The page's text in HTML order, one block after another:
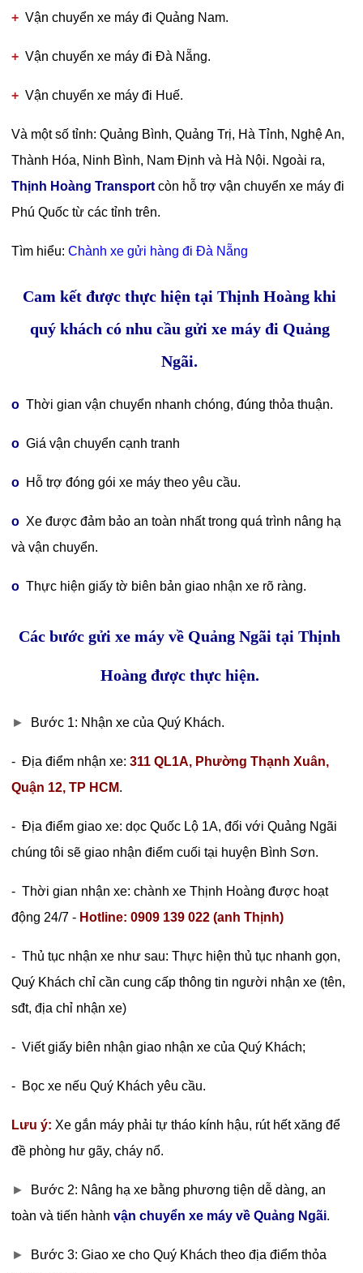
+Vận chuyển xe máy đi Quảng Nam.
+Vận chuyển xe máy đi Đà Nẵng.
+Vận chuyển xe máy đi Huế.
Và một số tỉnh: Quảng Bình, Quảng Trị, Hà Tỉnh, Nghệ An,
Thành Hóa, Ninh Bình, Nam Định và Hà Nội. Ngoài ra,
Thịnh Hoàng Transport còn hỗ trợ vận chuyển xe máy đi
Phú Quốc từ các tỉnh trên.
Tìm hiểu:Chành xe gửi hàng đi Đà Nẵng
Cam kết được thực hiện tại Thịnh Hoàng khi
quý khách có nhu cầu gửi xe máy đi Quảng
Ngãi.
o Thời gian vận chuyển nhanh chóng, đúng thỏa thuận.
o Giá vận chuyển cạnh tranh
o Hỗ trợ đóng gói xe máy theo yêu cầu.
o Xe được đảm bảo an toàn nhất trong quá trình nâng hạ
và vận chuyển.
oThực hiện giấy tờ biên bản giao nhận xe rõ ràng.
Các bước gửi xe máy về Quảng Ngãi tại Thịnh
Hoàng được thực hiện.
► Bước 1: Nhận xe của Quý Khách.
- Địa điểm nhận xe:311 QL1A, Phường Thạnh Xuân,
Quận 12, TP HCM.
- Địa điểm giao xe: dọc Quốc Lộ 1A, đối với Quảng Ngãi
chúng tôi sẽ giao nhận điểm cuối tại huyện Bình Sơn.
- Thời gian nhận xe: chành xe Thịnh Hoàng được hoạt
động 24/7 - Hotline: 0909 139 022 (anh Thịnh)
- Thủ tục nhận xe như sau: Thực hiện thủ tục nhanh gọn,
Quý Khách chỉ cần cung cấp thông tin người nhận xe (tên,
sđt, địa chỉ nhận xe)
- Viết giấy biên nhận giao nhận xe của Quý Khách;
- Bọc xe nếu Quý Khách yêu cầu.
Lưu ý: Xe gắn máy phải tự tháo kính hậu, rút hết xăng để
đề phòng hư gãy, cháy nổ.
►
Bước 2: Nâng hạ xe bằng phương tiện dễ dàng, an
toàn và tiến hànhvận chuyển xe máy về Quảng Ngãi.
►
Bước 3: Giao xe cho Quý Khách theo địa điểm thỏa